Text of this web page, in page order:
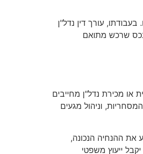
עורך דין נדל"ן
שרכש מתואם
או מכירת נדל"ן מחייבים
וניהול מגעים
את ההנחיה הנכונה,
ייעוץ משפטי